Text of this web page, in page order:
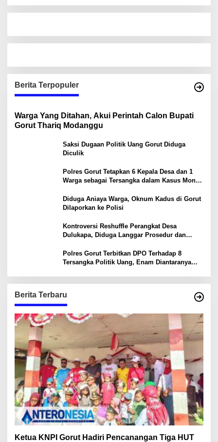
Berita Terpopuler
Warga Yang Ditahan, Akui Perintah Calon Bupati
Gorut Thariq Modanggu
Saksi Dugaan Politik Uang Gorut Diduga
Diculik
Polres Gorut Tetapkan 6 Kepala Desa dan 1
Warga sebagai Tersangka dalam Kasus Money
Diduga Aniaya Warga, Oknum Kadus di Gorut
Dilaporkan ke Polisi
Kontroversi Reshuffle Perangkat Desa
Dulukapa, Diduga Langgar Prosedur dan
Polres Gorut Terbitkan DPO Terhadap 8
Tersangka Politik Uang, Enam Diantaranya
Berita Terbaru
Ketua KNPI Gorut Hadiri Pencanangan Tiga HUT